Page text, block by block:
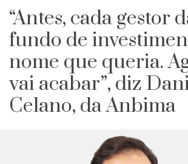
“Antes, cada gestor
fundo de
nome que queria.
vai acabar”, diz
Celano, da Anbima